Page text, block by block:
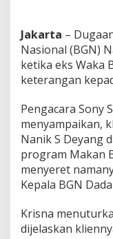
Jakarta –
Nasional (BGN)
ketika eks Waka
keterangan
Pengacara Sony
menyampaikan,
Nanik S Deyang
program Makan
menyeret
Kepala BGN
Krisna
dijelaskan